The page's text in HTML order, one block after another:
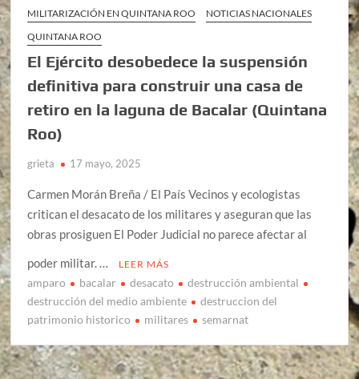
MILITARIZACIÓN EN QUINTANA ROO
NOTICIAS NACIONALES
QUINTANA ROO
El Ejército desobedece la suspensión
definitiva para construir una casa de
retiro en la laguna de Bacalar (Quintana
Roo)
grieta 17 mayo, 2025
Carmen Morán Breña / El País Vecinos y ecologistas
critican el desacato de los militares y aseguran que las
obras prosiguen El Poder Judicial no parece afectar al
poder militar. …
LEER MÁS
amparo bacalar desacato
destrucción ambiental
destrucción del medio ambiente
destruccion del
patrimonio historico
militares semarnat